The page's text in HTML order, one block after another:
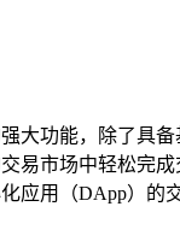
大功能，除了具
易市场中轻松完
应用（DApp）